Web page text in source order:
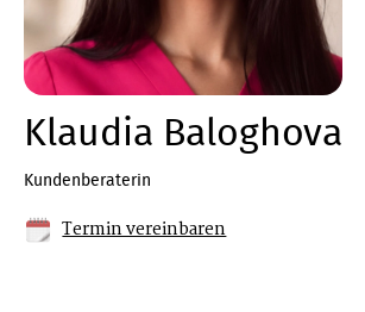
Klaudia Baloghova
Kundenberaterin
Termin vereinbaren